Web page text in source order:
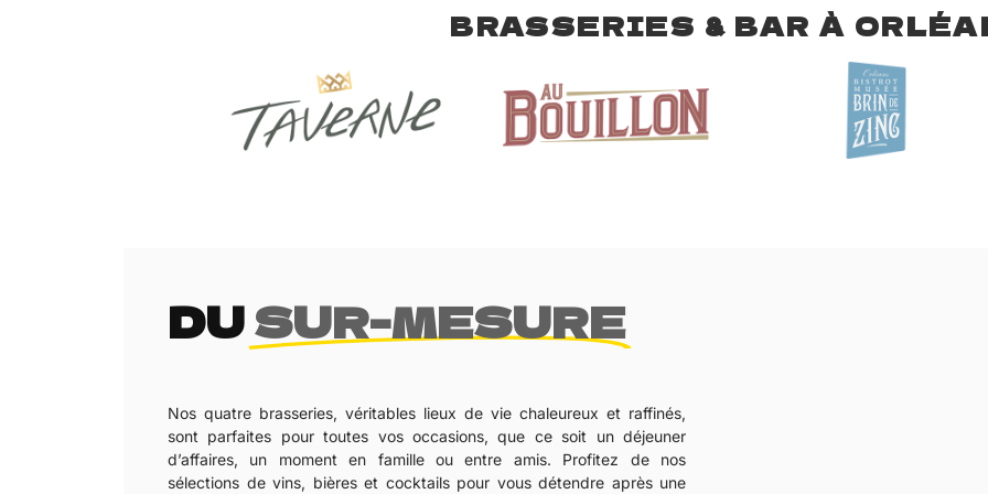
BRASSERIES & BAR À
DUSUR-MESURE
Nos quatre brasseries, véritables lieux de vie chaleureux et raffinés,
sont parfaites pour toutes vos occasions, que ce soit un déjeuner
d’affaires, un moment en famille ou entre amis. Profitez de nos
sélections de vins, bières et cocktails pour vous détendre après une